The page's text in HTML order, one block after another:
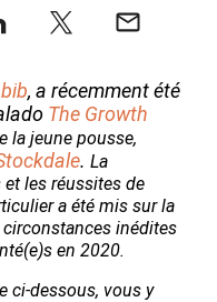
, a récemment été
The Growth
la jeune pousse,
. La
les réussites de
a été mis sur la
inédites
en 2020.
ci-dessous, vous y